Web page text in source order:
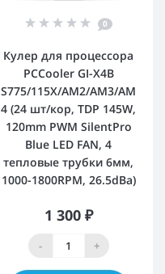
0
Кулер для процессора
PCCooler GI-X4B
S775/115X/AM2/AM3/AM
4 (24 шт/кор, TDP 145W,
120mm PWM SilentPro
Blue LED FAN, 4
тепловые трубки 6мм,
1000-1800RPM, 26.5dBa)
1 300 ₽
- +